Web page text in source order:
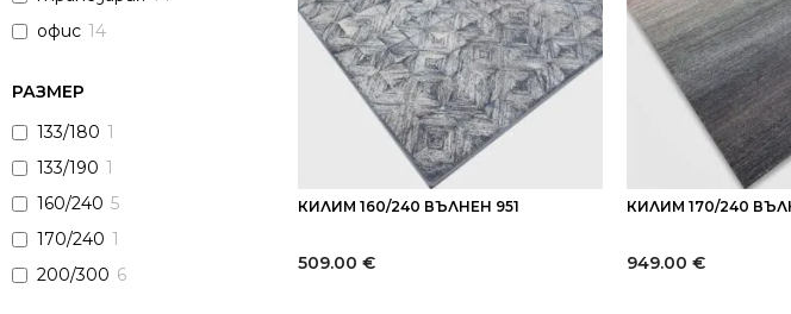
офис 14
РАЗМЕР
133/180 1
133/190 1
160/240 5
170/240 1
200/300 6
КИЛИМ 160/240 ВЪЛНЕН 951
509.00 €
КИЛИМ 170/240
949.00 €